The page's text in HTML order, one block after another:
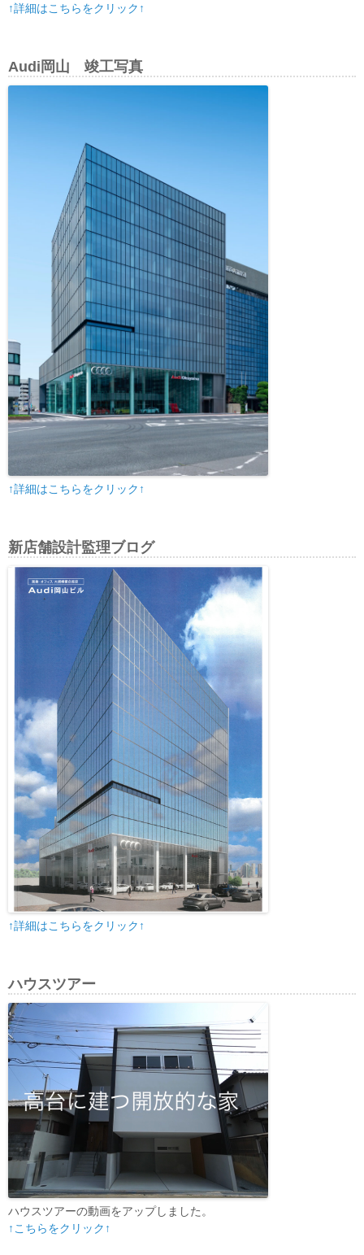
↑詳細はこちらをクリック↑
Audi岡山 竣工写真
↑詳細はこちらをクリック↑
新店舗設計監理ブログ
↑詳細はこちらをクリック↑
ハウスツアー
ハウスツアーの動画をアップしました。
↑こちらをクリック↑